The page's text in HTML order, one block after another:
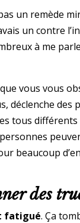
un remède
un contre
à me
vous vous
déclenche des
tous
beaucoup
des
fatigué. Ça